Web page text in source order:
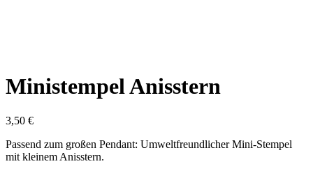
Ministempel Anisstern
3,50 €
Passend zum großen Pendant: Umweltfreundlicher Mini-Stempel
mit kleinem Anisstern.